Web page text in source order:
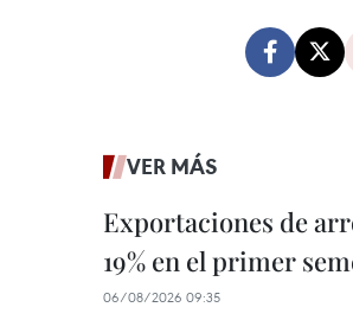
VER MÁS
Exportaciones de
19% en el primer
06/08/2026 09:35